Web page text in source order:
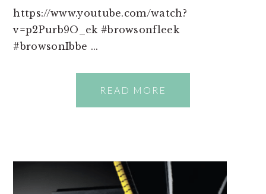
https://www.youtube.com/watch?
v=p2Purb9O_ek #browsonfleek
#browsonIbbe ...
READ MORE